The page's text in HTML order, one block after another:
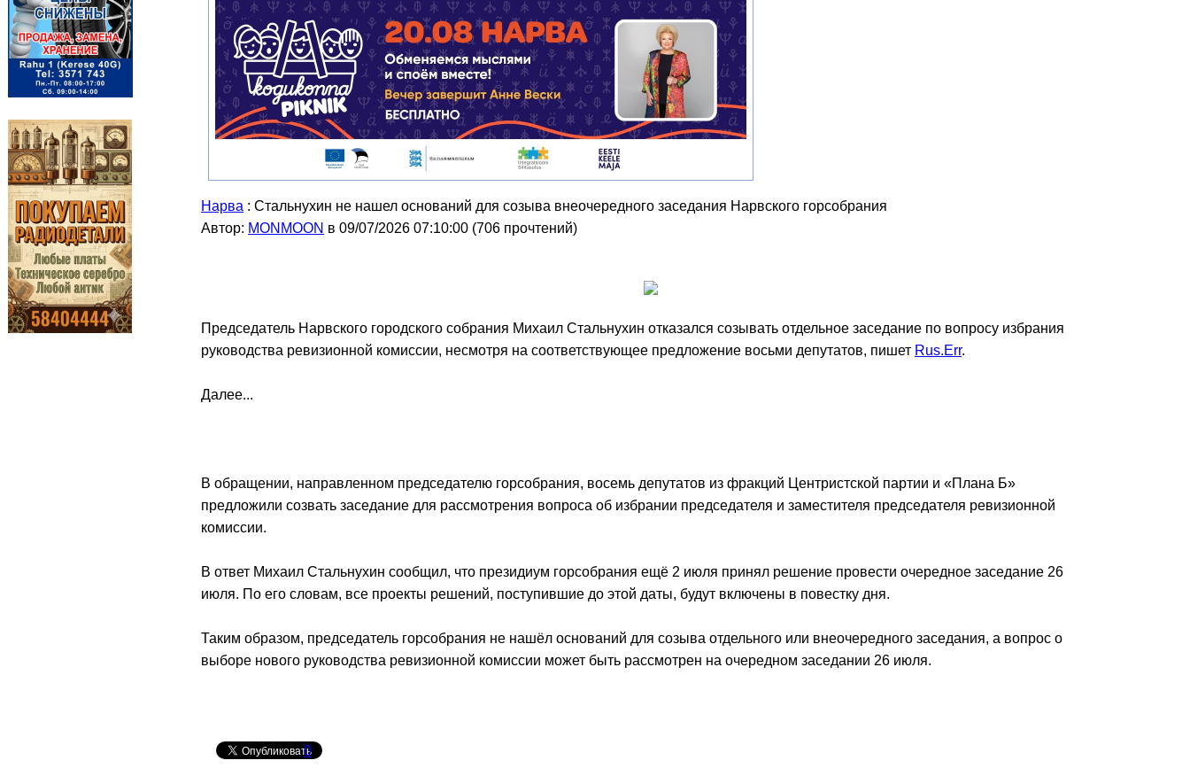
Нарва : Стальнухин не нашел оснований для созыва внеочередного заседания Нарвского горсобрания
Автор: MONMOON в 09/07/2026 07:10:00 (706 прочтений)
Председатель Нарвского городского собрания Михаил Стальнухин отказался созывать отдельное заседание по вопросу избрания
руководства ревизионной комиссии, несмотря на соответствующее предложение восьми депутатов, пишет Rus.Err.
Далее...
В обращении, направленном председателю горсобрания, восемь депутатов из фракций Центристской партии и «Плана Б»
предложили созвать заседание для рассмотрения вопроса об избрании председателя и заместителя председателя ревизионной
комиссии.
В ответ Михаил Стальнухин сообщил, что президиум горсобрания ещё 2 июля принял решение провести очередное заседание 26
июля. По его словам, все проекты решений, поступившие до этой даты, будут включены в повестку дня.
Таким образом, председатель горсобрания не нашёл оснований для созыва отдельного или внеочередного заседания, а вопрос о
выборе нового руководства ревизионной комиссии может быть рассмотрен на очередном заседании 26 июля.
0